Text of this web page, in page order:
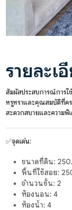
รายละเ
สัมผัสประสบการณ์การใ
หรูหราและคุณสมบัติที่ค
สะดวกสบายและความพิ
✅จุดเด่น:
ขนาดที่ดิน:
พื้นที่ใช้สอย:
จำนวนชั้น: 2
ห้องนอน: 4
ห้องน้ำ: 4